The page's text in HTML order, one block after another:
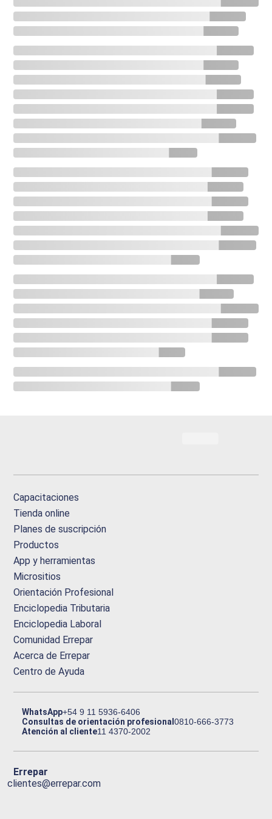
Capacitaciones
Tienda online
Planes de suscripción
Productos
App y herramientas
Micrositios
Orientación Profesional
Enciclopedia Tributaria
Enciclopedia Laboral
Comunidad Errepar
Acerca de Errepar
Centro de Ayuda
WhatsApp+54 9 11 5936-6406
Consultas de orientación profesional0810-666-3773
Atención al cliente11 4370-2002
Errepar
clientes@errepar.com